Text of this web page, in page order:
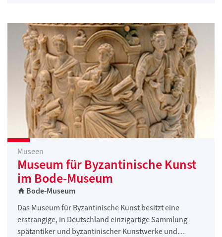
Museen
Museum für Byzantinische Kunst
im Bode-Museum
Bode-Museum
Das Museum für Byzantinische Kunst besitzt eine
erstrangige, in Deutschland einzigartige Sammlung
spätantiker und byzantinischer Kunstwerke und…